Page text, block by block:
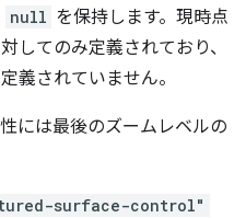
null を保持します。現時点
してのみ定義されており、
義されていません。
には最後のズームレベルの
surface-control"